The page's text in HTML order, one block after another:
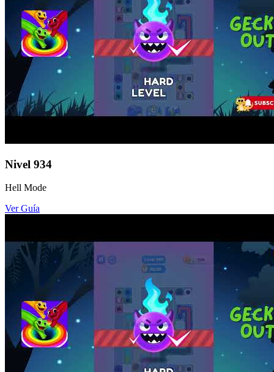
Nivel 934
Hell Mode
Ver Guía